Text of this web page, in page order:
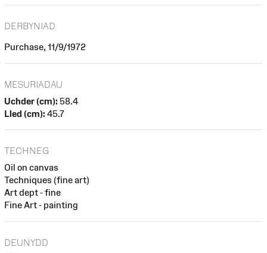
DERBYNIAD
Purchase, 11/9/1972
MESURIADAU
Uchder (cm): 58.4
Lled (cm): 45.7
TECHNEG
Oil on canvas
Techniques (fine art)
Art dept - fine
Fine Art - painting
DEUNYDD